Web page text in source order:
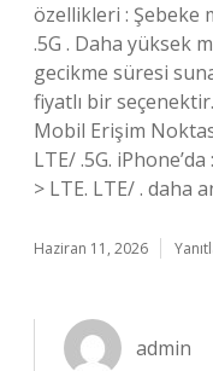
özellikleri : Şebeke
.5G . Daha yüksek
gecikme süresi
fiyatlı bir
Mobil Erişim
LTE/ .5G.
> LTE. LTE/ . daha
Haziran 11, 2026
admin